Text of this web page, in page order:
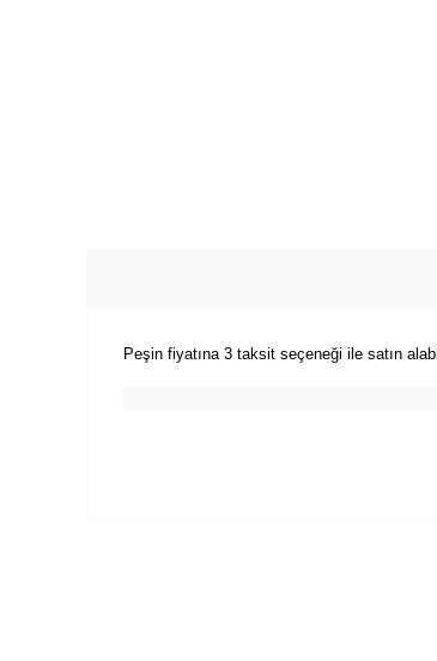
Peşin fiyatına 3 taksit seçeneği ile satın